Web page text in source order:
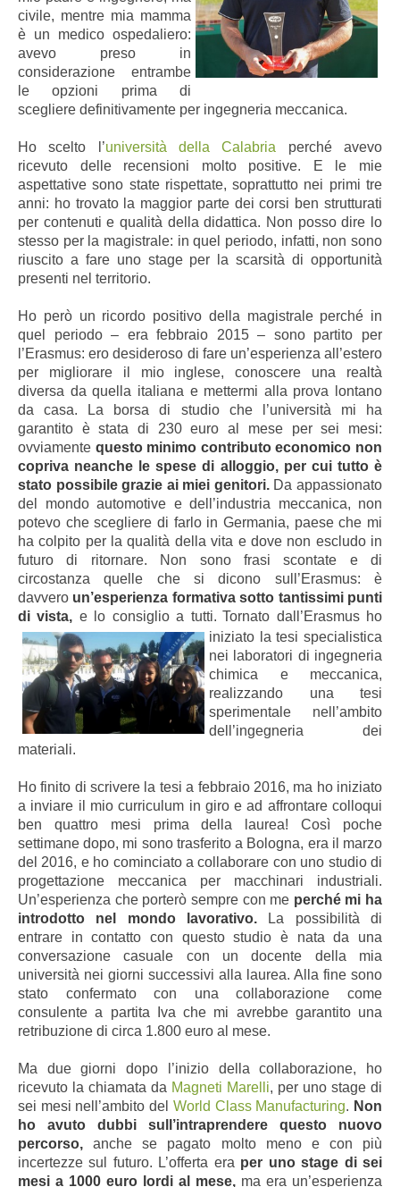
civile, mentre mia mamma
è un medico ospedaliero:
avevo preso in
considerazione entrambe
le opzioni prima di
scegliere definitivamente per ingegneria meccanica.
Ho scelto l’università della Calabria perché avevo
ricevuto delle recensioni molto positive. E le mie
aspettative sono state rispettate, soprattutto nei primi tre
anni: ho trovato la maggior parte dei corsi ben strutturati
per contenuti e qualità della didattica. Non posso dire lo
stesso per la magistrale: in quel periodo, infatti, non sono
riuscito a fare uno stage per la scarsità di opportunità
presenti nel territorio.
Ho però un ricordo positivo della magistrale perché in
quel periodo – era febbraio 2015 – sonopartito per
l’Erasmus: ero desideroso di fare un’esperienza all’estero
per migliorare il mio inglese, conoscere una realtà
diversa da quella italiana e mettermi alla prova lontano
da casa. La borsa di studio che l’università mi ha
garantito è stata di 230 euro al mese per sei mesi:
ovviamente questo minimo contributo economico non
copriva neanche le spese di alloggio, per cui tutto è
stato possibile grazie ai miei genitori.Da appassionato
del mondo automotive e dell’industria meccanica, non
potevo che scegliere di farlo in Germania, paese che mi
ha colpito per la qualità della vita e dove non escludo in
futuro di ritornare. Non sono frasi scontate e di
circostanza quelle che si dicono sull’Erasmus: è
davvero un’esperienza formativa sotto tantissimi punti
di vista, e lo consiglio a tutti. Tornato dall’Erasmus ho
iniziato la tesi specialistica
nei laboratori di ingegneria
chimica e meccanica,
realizzando una tesi
sperimentale nell’ambito
dell’ingegneria dei
materiali.
Ho finito di scrivere la tesi a febbraio 2016, ma ho iniziato
a inviare il mio curriculum in giro e ad affrontare colloqui
ben quattro mesi prima della laurea! Così poche
settimane dopo, mi sono trasferito a Bologna, era il marzo
del 2016, e ho cominciato a collaborare con uno studio di
progettazione meccanica per macchinari industriali.
Un’esperienza che porterò sempre con me perché mi ha
introdotto nel mondo lavorativo. La possibilità di
entrare in contatto con questo studio è nata da una
conversazione casuale con un docente della mia
università nei giorni successivi alla laurea. Alla fine sono
stato confermato con una collaborazione come
consulente a partita Iva che mi avrebbe garantito una
retribuzione di circa 1.800 euro al mese.
Ma due giorni dopo l’inizio della collaborazione, ho
ricevuto la chiamata da Magneti Marelli, per uno stage di
sei mesi nell’ambito del World Class Manufacturing. Non
ho avuto dubbi sull’intraprendere questo nuovo
percorso, anche se pagato molto meno e con più
incertezze sul futuro. L’offerta era per uno stage di sei
mesi a 1000 euro lordi al mese, ma era un’esperienza